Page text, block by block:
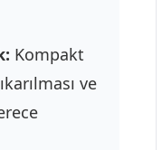
Kompakt
ve